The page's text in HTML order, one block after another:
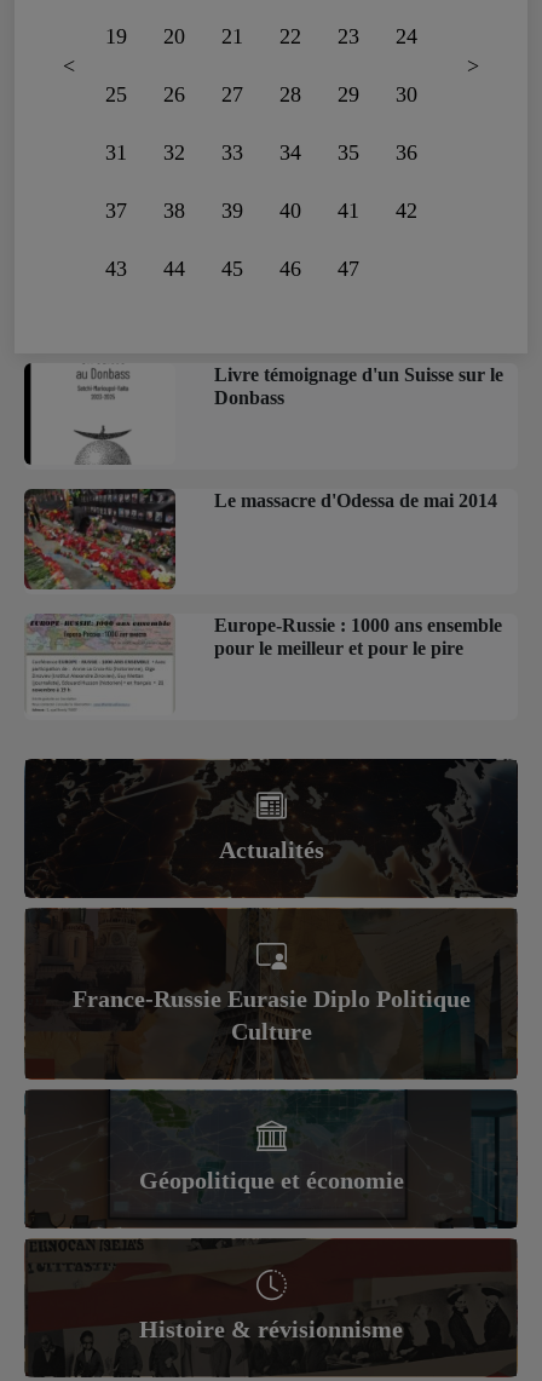
<
19 20 21 22 23 24
25 26 27 28 29 30
31 32 33 34 35 36
37 38 39 40 41 42
43 44 45 46 47
>
Livre témoignage d'un Suisse sur le
Donbass
Le massacre d'Odessa de mai 2014
Europe-Russie : 1000 ans ensemble
pour le meilleur et pour le pire
Actualités
France-Russie Eurasie Diplo Politique
Culture
Géopolitique et économie
Histoire & révisionnisme